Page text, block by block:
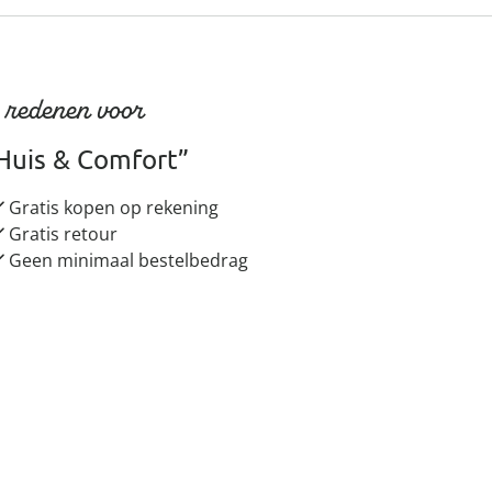
voor
& Comfort”
Gratis kopen op rekening
Gratis retour
Geen minimaal bestelbedrag